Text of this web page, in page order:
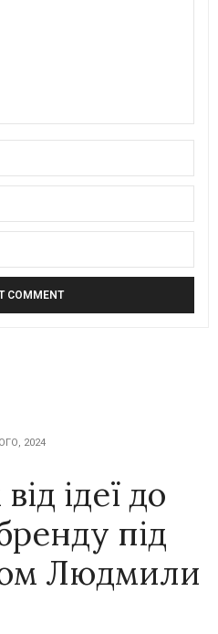
2024
ідеї до
під
Людмили